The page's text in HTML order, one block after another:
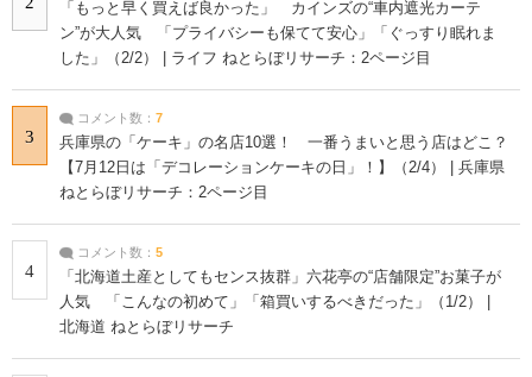
「もっと早く買えば良かった」 カインズの“車内遮光カーテ
ン”が大人気 「プライバシーも保てて安心」「ぐっすり眠れま
した」（2/2） | ライフ ねとらぼリサーチ：2ページ目
3
コメント数： 7
兵庫県の「ケーキ」の名店10選！ 一番うまいと思う店はどこ？
【7月12日は「デコレーションケーキの日」！】（2/4） | 兵庫県
ねとらぼリサーチ：2ページ目
4
コメント数： 5
「北海道土産としてもセンス抜群」六花亭の“店舗限定”お菓子が
人気 「こんなの初めて」「箱買いするべきだった」（1/2） |
北海道 ねとらぼリサーチ